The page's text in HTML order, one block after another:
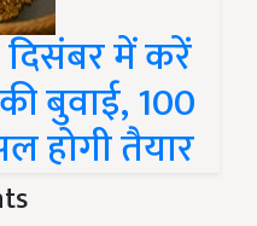
में करें
बुवाई, 100
होगी तैयार